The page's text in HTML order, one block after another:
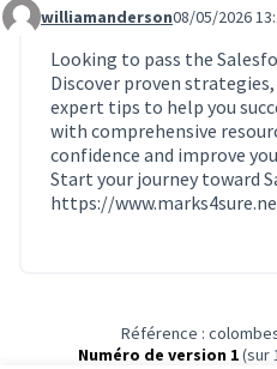
Commentaire 2300
williamanderson08/05/2026
Looking to pass the
Discover proven
expert tips to help you
with comprehensive
confidence and improve
Start your journey toward
https://
Référence :
Numéro de version 1(sur